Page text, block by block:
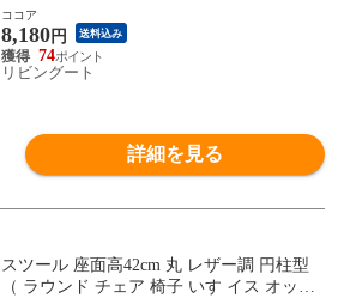
マン ドレッサーチェア 丸イス PUレザー
合皮 ゴールド アンティーク調 おしゃれ ）
【ココア】
ココア
8,180円 送料込み
74
リビングート
詳細を見る
スツール 座面高42cm 丸 レザー調 円柱型
（ ラウンド チェア 椅子 いす イス オット